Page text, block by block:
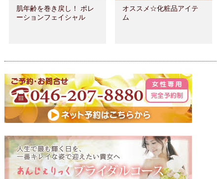
肌年齢を巻き戻し！ ポレ
ーションフェイシャル
オススメ☆化粧品アイテ
ム